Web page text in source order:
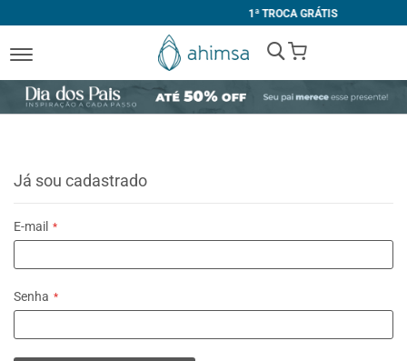
1ª TROCA GRÁTIS
My Cart
Já sou cadastrado
E-mail
Senha